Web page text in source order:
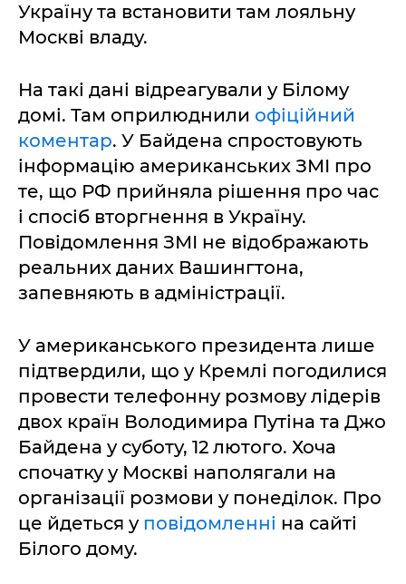
Україну та встановити там лояльну
Москві владу.
На такі дані відреагували у Білому
домі. Там оприлюднили офіційний
коментар. У Байдена спростовують
інформацію американських ЗМІ про
те, що РФ прийняла рішення про час
і спосіб вторгнення в Україну.
Повідомлення ЗМІ не відображають
реальних даних Вашингтона,
запевняють в адміністрації.
У американського президента лише
підтвердили, що у Кремлі погодилися
провести телефонну розмову лідерів
двох країн Володимира Путіна та Джо
Байдена у суботу, 12 лютого. Хоча
спочатку у Москві наполягали на
організації розмови у понеділок. Про
це йдеться у повідомленні на сайті
Білого дому.